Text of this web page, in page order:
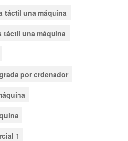
táctil una máquina
táctil una máquina
por ordenador
1